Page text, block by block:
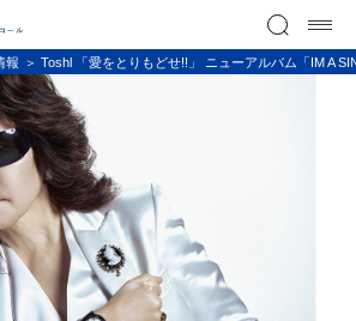
報 Toshl 「愛をとりもどせ!!」 ニューアルバム「IM A